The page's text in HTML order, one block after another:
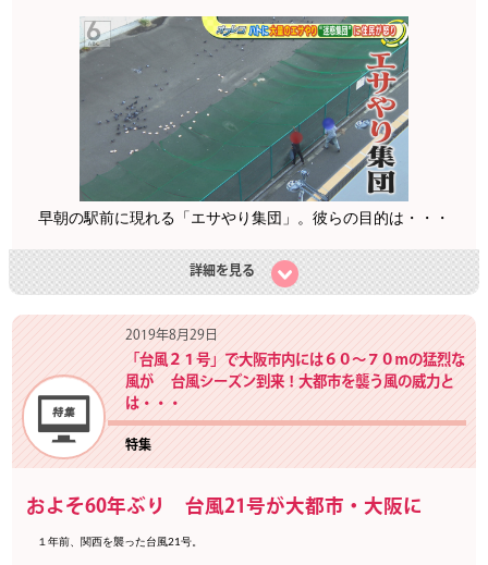
早朝の駅前に現れる「エサやり集団」。彼らの目的は・・・
詳細を見る
2019年8月29日
「台風２１号」で大阪市内には６０～７０ｍの猛烈な
風が 台風シーズン到来！大都市を襲う風の威力と
は・・・
特集
およそ60年ぶり 台風21号が大都市・大阪に
１年前、関西を襲った台風21号。